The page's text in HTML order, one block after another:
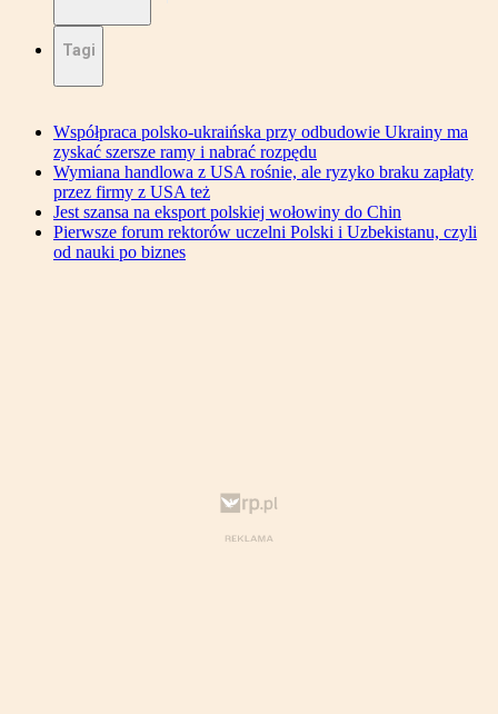
Tagi
Współpraca polsko-ukraińska przy odbudowie Ukrainy ma
zyskać szersze ramy i nabrać rozpędu
Wymiana handlowa z USA rośnie, ale ryzyko braku zapłaty
przez firmy z USA też
Jest szansa na eksport polskiej wołowiny do Chin
Pierwsze forum rektorów uczelni Polski i Uzbekistanu, czyli
od nauki po biznes